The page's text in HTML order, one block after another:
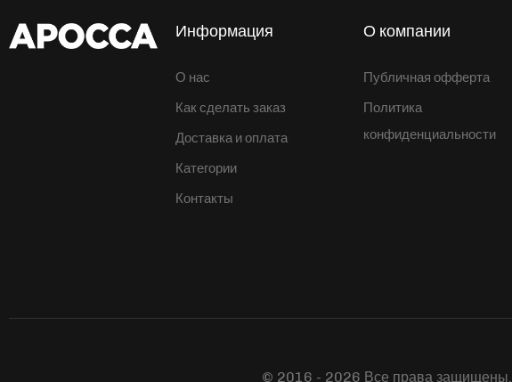
Информация
О нас
Как сделать заказ
Доставка и оплата
Категории
Контакты
О компании
Публичная офферта
Политика
конфиденциальности
© 2016 - 2026 Все права защищены.